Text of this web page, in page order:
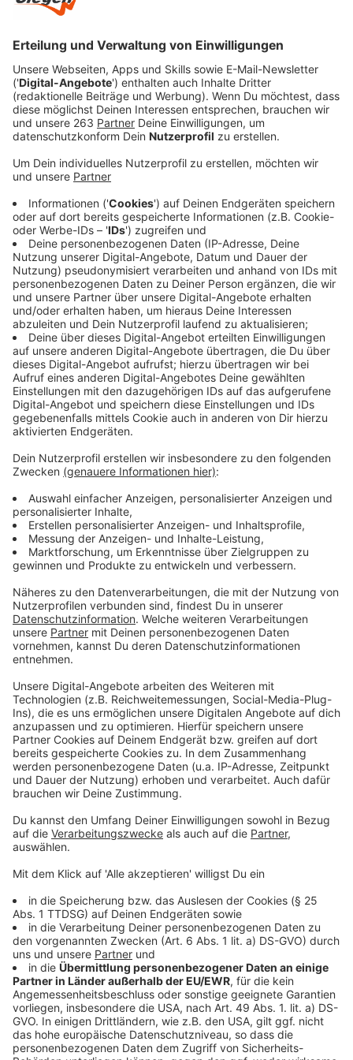
Veröffentlicht:
Auch wenn vieles andere nicht geht – Natur geht
immer. Das ist auch beim Rothaarsteig so. Für den
interessiert, die Webseite ist zum Beispiel deutlich
Rothaarsteig 20 und feiert zumindest ein bisschen.
Anzeige
Schönste Naturmomente gesucht
Anzeige
Eines der Projekte: Der Rothaarsteigverein möchte ein
Video mit den schönsten Naturmomenten rausbringen.
Dazu könnt ihr ab jetzt beim Wandern eure schönsten
Momente filmen und an den Verein schicken.
Insgesamt blickt der Verein positiv auf die letzten
beiden Jahrzehnte zurück. "Wir haben es geschafft
das Wandern langfristig zu modernisieren und gehören
zu den Top Trails of Germany", so der Verein. Jährlich
kommen rund 1,7 Millionen Wanderer in die Region.
Anzeige
Schutzhütten und Zeltmöglichkeiten am
Rothaarsteig geplant
Anzeige
Eine große Aufgabe ist es das hohe Niveau zu halten,
so der Rothaarsteigverein. Zusätzlich möchte man den
Rothaarsteig aber auch zu einem ganzjährigen
Wanderziel machen, auch im Winter. Deswegen sollen
unter anderem mehr Schutzhütten aufgestellt
werden. Außerdem ist die Nachfrage nach
Zeltmöglichkeiten gestiegen, vor allem jetzt während
Corona. Das will man angehen, aktuell ist der
Rothaarsteigverein auf der Suche nach geeigneten
der Rothaarsteig ist Modellregion in einem
Landesweiten Förderprogramm für die Digitalisierung
der Infrastruktur.
Anzeige